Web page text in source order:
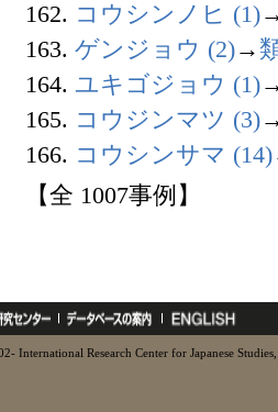
162. コウシンノヒ (1)
163. ゲンジョウ (2)→
164. ユキゴジョウ (1)
165. コウジンマツ (3)
166. コウシンサマ (14)
【全 1007事例】
International Research Center for Japanese